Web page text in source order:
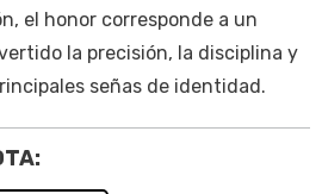
el honor corresponde a un
la precisión, la disciplina y
señas de identidad.